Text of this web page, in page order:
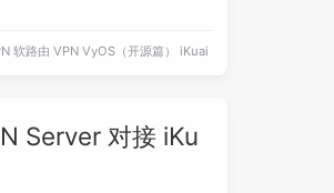
软路由 VPN VyOS（开源篇） iKuai
Server 对接 iKu